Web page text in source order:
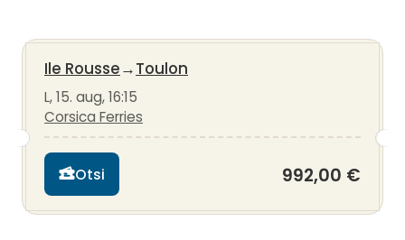
Ile Rousse→Toulon
L, 15. aug, 16:15
Corsica Ferries
Otsi 992,00 €